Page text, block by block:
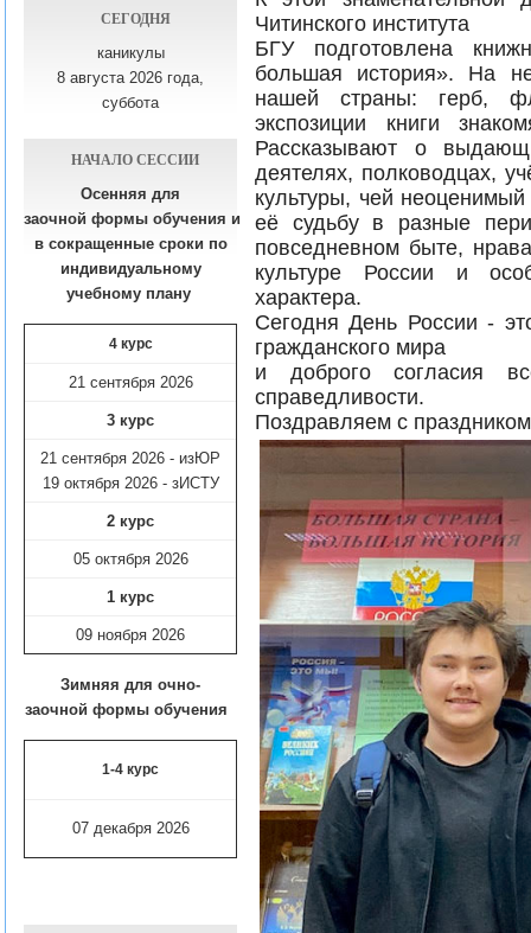
СЕГОДНЯ
каникулы
8 августа 2026 года,
суббота
НАЧАЛО СЕССИИ
Осенняя для
заочной формы обучения и
в сокращенные сроки по
индивидуальному
учебному плану​
4 курс
21 сентября 2026
3 курс
21 сентября 2026 - изЮР
19 октября 2026 - зИСТУ
2 курс
05 октября 2026
1 курс
09 ноября 2026
Зимняя для очно-
заочной формы обучения
1-4 курс
07 декабря 2026
Читинского института
БГУ подготовлена
большая история». На
нашей страны: герб,
экспозиции книги
Рассказывают о
деятелях, полководцах,
культуры, чей
её судьбу в разные
повседневном быте,
культуре России и
характера.
Сегодня День России -
гражданского мира
и доброго согласия
справедливости.
Поздравляем с